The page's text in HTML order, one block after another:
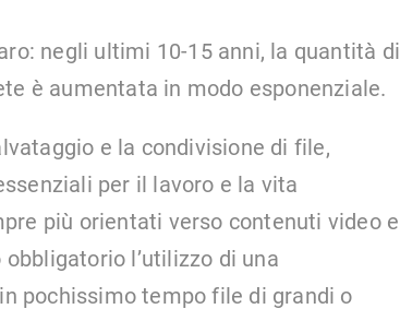
negli ultimi 10-15 anni, la quantità di
è aumentata in modo esponenziale.
e la condivisione di file,
per il lavoro e la vita
più orientati verso contenuti video e
l’utilizzo di una
pochissimo tempo file di grandi o